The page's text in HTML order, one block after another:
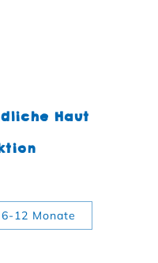
Haut
12 Monate